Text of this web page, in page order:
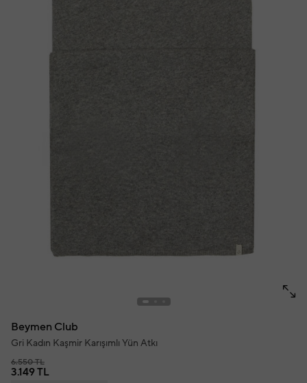
Beymen Club
Gri Kadın Kaşmir Karışımlı Yün Atkı
6.550 TL
3.149 TL